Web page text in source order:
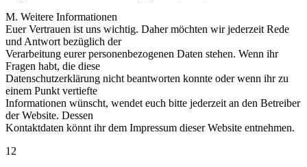
M. Weitere Informationen
Euer Vertrauen ist uns wichtig. Daher möchten wir jederzeit Rede
und Antwort bezüglich der
Verarbeitung eurer personenbezogenen Daten stehen. Wenn ihr
Fragen habt, die diese
Datenschutzerklärung nicht beantworten konnte oder wenn ihr zu
einem Punkt vertiefte
Informationen wünscht, wendet euch bitte jederzeit an den Betreiber
der Website. Dessen
Kontaktdaten könnt ihr dem Impressum dieser Website entnehmen.
12